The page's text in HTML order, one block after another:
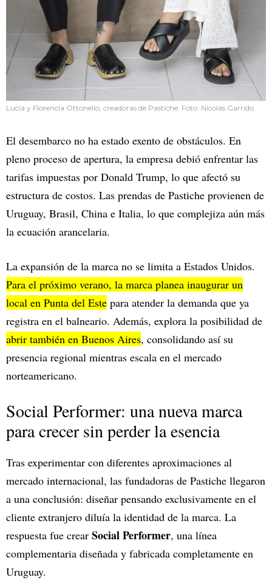
Lucía y Florencia Ottonello, creadoras de Pastiche. Foto: Nicolás Garrido.
El desembarco no ha estado exento de obstáculos. En
pleno proceso de apertura, la empresa debió enfrentar las
tarifas impuestas por Donald Trump, lo que afectó su
estructura de costos. Las prendas de Pastiche provienen de
Uruguay, Brasil, China e Italia, lo que complejiza aún más
la ecuación arancelaria.
La expansión de la marca no se limita a Estados Unidos.
Para el próximo verano, la marca planea inaugurar un
local en Punta del Este para atender la demanda que ya
registra en el balneario. Además, explora la posibilidad de
abrir también en Buenos Aires, consolidando así su
presencia regional mientras escala en el mercado
norteamericano.
Social Performer: una nueva marca
para crecer sin perder la esencia
Tras experimentar con diferentes aproximaciones al
mercado internacional, las fundadoras de Pastiche llegaron
a una conclusión: diseñar pensando exclusivamente en el
cliente extranjero diluía la identidad de la marca. La
respuesta fue crear Social Performer, una línea
complementaria diseñada y fabricada completamente en
Uruguay.